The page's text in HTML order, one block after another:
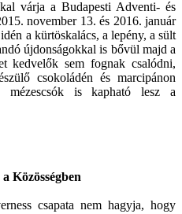
várja a Budapesti Adventi- és
november 13. és 2016. január
a kürtöskalács, a lepény, a sült
újdonságokkal is bővül majd a
kedvelők sem fognak csalódni,
csokoládén és marcipánon
is kapható lesz a
Közösségben
csapata nem hagyja, hogy